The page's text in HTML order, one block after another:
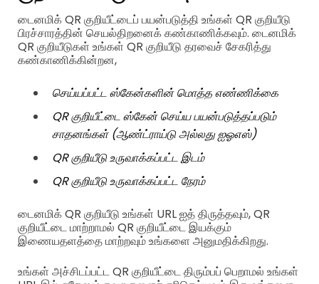
டைனமிக் QR குறியீட்டைப் பயன்படுத்தி உங்கள் QR குறியீடு
பிரச்சாரத்தின் செயல்திறனைக் கண்காணிக்கவும். டைனமிக்
QR குறியீடுகள் உங்கள் QR குறியீடு தரவைச் சேகரித்து
கண்காணிக்கின்றன,
செய்யப்பட்ட ஸ்கேன்களின் மொத்த எண்ணிக்கை
QR குறியீட்டை ஸ்கேன் செய்ய பயன்படுத்தப்படும்
சாதனங்கள் (ஆண்ட்ராய்டு அல்லது ஐஓஎஸ்)
QR குறியீடு உருவாக்கப்பட்ட இடம்
QR குறியீடு உருவாக்கப்பட்ட நேரம்
டைனமிக் QR குறியீடு உங்கள் URL ஐத் திருத்தவும், QR
குறியீட்டை மாற்றாமல் QR குறியீட்டை இயக்கும்
இணையதளத்தை மாற்றவும் உங்களை அனுமதிக்கிறது.
உங்கள் அச்சிடப்பட்ட QR குறியீட்டை திரும்பப் பெறாமல் உங்கள்